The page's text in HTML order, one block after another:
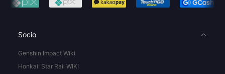
Socio
Genshin Impact Wiki
Honkai: Star Rail WIKI